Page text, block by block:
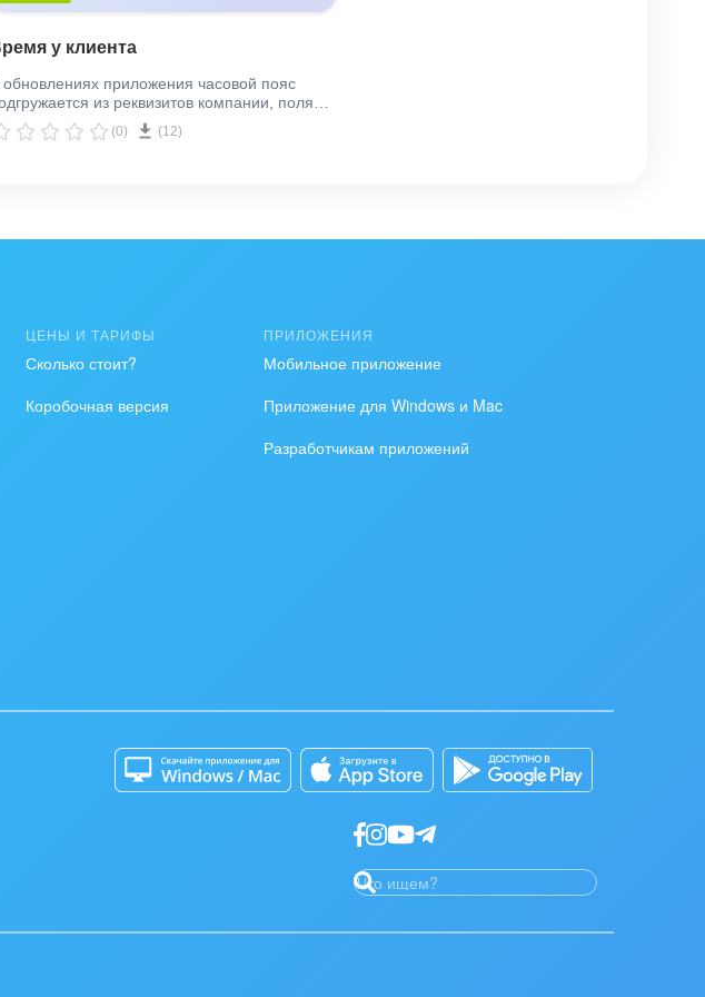
у клиента
обновлениях приложения часовой пояс
из реквизитов компании, поля
Приложение показывает текущее время
клиента по его часовому поясу: в сделке,
(0) (12)
ЦЕНЫ И ТАРИФЫ
Сколько стоит?
Коробочная версия
ПРИЛОЖЕНИЯ
Мобильное приложение
Приложение для Windows и Mac
Разработчикам приложений